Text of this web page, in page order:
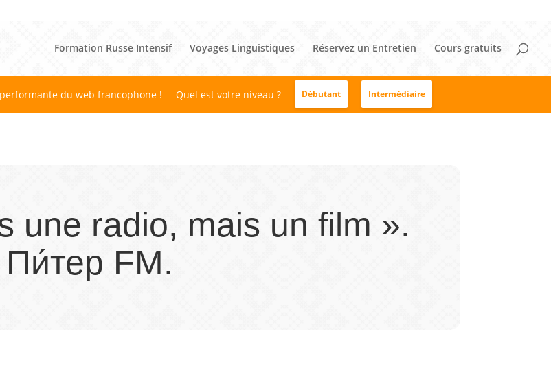
Formation Russe Intensif Voyages Linguistiques Réservez un Entretien Cours gratuits
du web francophone ! Quel est votre niveau ? Débutant Intermédiaire
une radio, mais un film ».
Пи́тер FM.